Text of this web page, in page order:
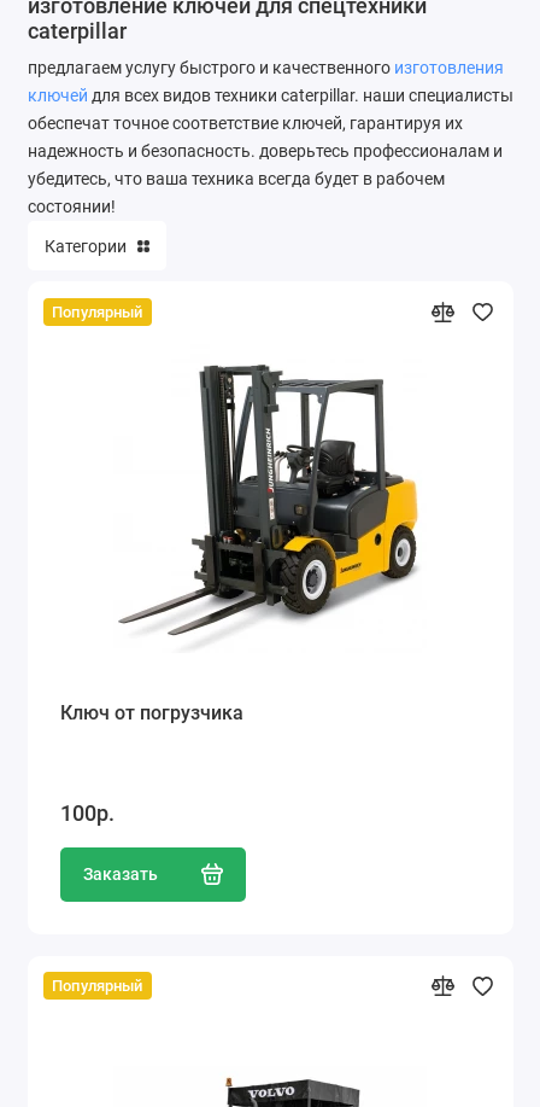
изготовление ключей для спецтехники
caterpillar
предлагаем услугу быстрого и качественного изготовления
ключей для всех видов техники caterpillar. наши специалисты
обеспечат точное соответствие ключей, гарантируя их
надежность и безопасность. доверьтесь профессионалам и
убедитесь, что ваша техника всегда будет в рабочем
состоянии!
Категории
Популярный
Ключ от погрузчика
100р.
Заказать
Популярный